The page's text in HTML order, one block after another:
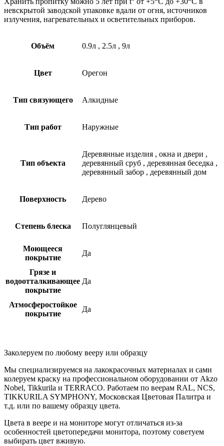
невскрытой заводской упаковке вдали от огня, источников
излучения, нагревательных и осветительных приборов.
Объём 0.9л , 2.5л , 9л
Цвет Орегон
Тип связующего Алкидные
Тип работ Наружные
Тип объекта
Деревянные изделия , окна и двери ,
деревянный сруб , деревянная беседка ,
деревянный забор , деревянный дом
Поверхность Дерево
Степень блеска Полуглянцевый
Моющееся
покрытие
Да
Грязе и
водоотталкивающее
покрытие
Да
Атмосферостойкое
покрытие
Да
Заколеруем по любому вееру или образцу
Мы специализируемся на лакокрасочных материалах и сами
колеруем краску на профессиональном оборудовании от Akzo
Nobel, Tikkurila и TERRACO. Работаем по веерам RAL, NCS,
TIKKURILA SYMPHONY, Московская Цветовая Палитра и
т.д. или по вашему образцу цвета.
Цвета в веере и на мониторе могут отличаться из-за
особенностей цветопередачи монитора, поэтому советуем
выбирать цвет вживую.